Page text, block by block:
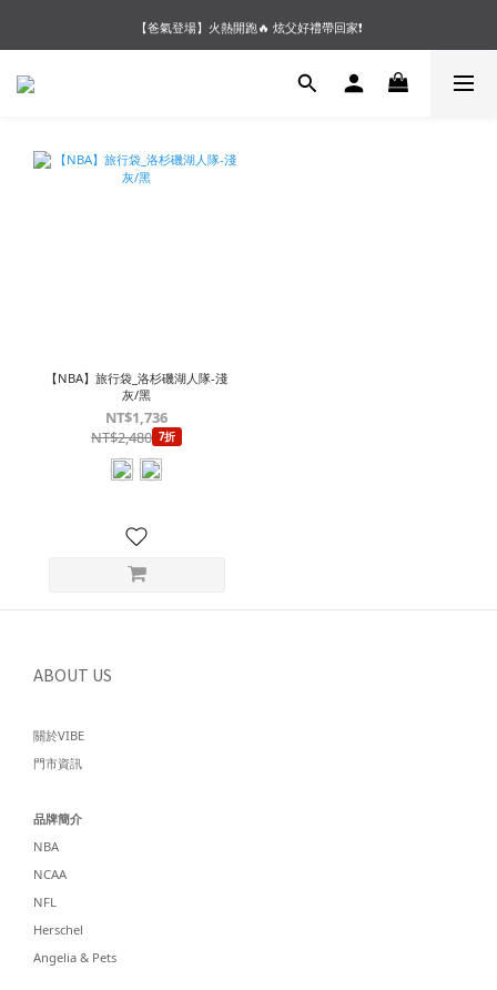
【夏末OUTLET】專區全面5折起❗超值入手就趁現在🔥
【爸氣登場】火熱開跑🔥 炫父好禮帶回家❗
【會員好禮】加入會員送$200購物金❗多重好禮等你加入領取 ❗
【NBA】旅行袋_洛杉磯湖人隊-淺
灰/黑
NT$1,736
NT$2,480 7折
ABOUT US
關於VIBE
門市資訊
品牌簡介
NBA
NCAA
NFL
Herschel
Angelia & Pets